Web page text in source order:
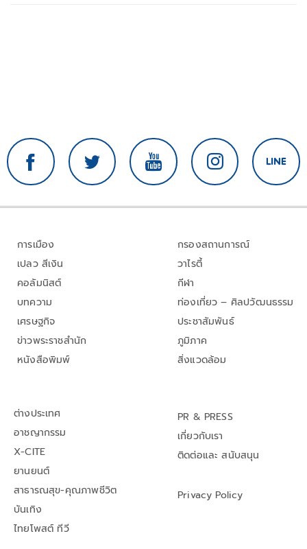
การเมือง
เปลว สีเงิน
คอลัมนิสต์
บทความ
เศรษฐกิจ
ข่าวพระราชสำนัก
หนังสือพิมพ์
กรองสถานการณ์
วาไรตี้
กีฬา
ท่องเที่ยว – ศิลปวัฒนธรรม
ประชาสัมพันธ์
ภูมิภาค
สิ่งแวดล้อม
ต่างประเทศ
อาชญากรรม
X-CITE
ยานยนต์
สาธารณสุข-คุณภาพชีวิต
บันเทิง
ไทยโพสต์ ทีวี
PR & PRESS
เกี่ยวกับเรา
ติดต่อและ สนับสนุน
Privacy Policy